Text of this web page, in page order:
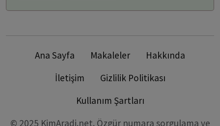
Ana Sayfa Makaleler
Hakkında
İletişim
Gizlilik Politikası
Kullanım Şartları
© 2025 KimAradi.net. Özgür numara sorgulama ve